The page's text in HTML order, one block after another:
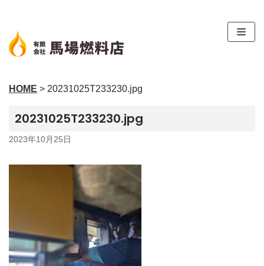
ン
テ
ン
へ
キ
ッ
HOME > 20231025T233230.jpg
20231025T233230.jpg
2023年10月25日